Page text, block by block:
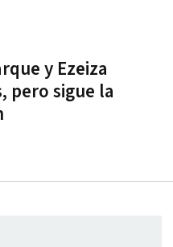
y Ezeiza
pero sigue la